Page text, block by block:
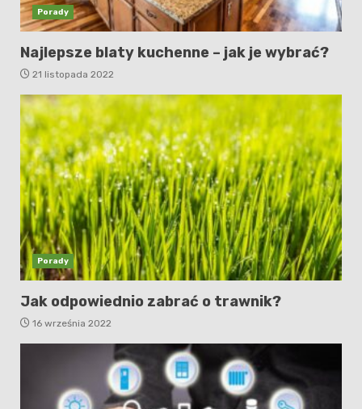
Porady
Najlepsze blaty kuchenne – jak je wybrać?
21 listopada 2022
Porady
Jak odpowiednio zabrać o trawnik?
16 września 2022